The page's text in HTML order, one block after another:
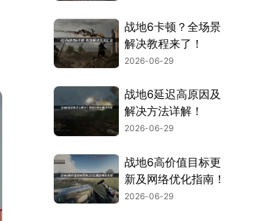
战地6卡顿？全场景
解决教程来了！
2026-06-29
战地6延迟高原因及
解决方法详解！
2026-06-29
战地6高价值目标更
新及网络优化指南！
2026-06-29